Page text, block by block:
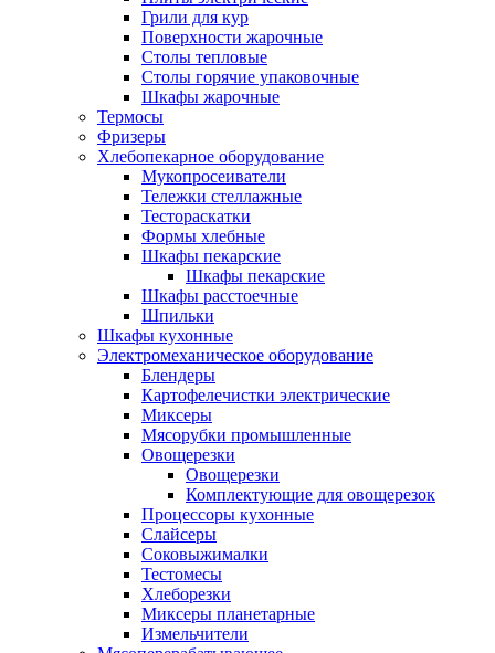
Грили для кур
Поверхности жарочные
Столы тепловые
Столы горячие упаковочные
Шкафы жарочные
Термосы
Фризеры
Хлебопекарное оборудование
Мукопросеиватели
Тележки стеллажные
Тестораскатки
Формы хлебные
Шкафы пекарские
Шкафы пекарские
Шкафы расстоечные
Шпильки
Шкафы кухонные
Электромеханическое оборудование
Блендеры
Картофелечистки электрические
Миксеры
Мясорубки промышленные
Овощерезки
Овощерезки
Комплектующие для овощерезок
Процессоры кухонные
Слайсеры
Соковыжималки
Тестомесы
Хлеборезки
Миксеры планетарные
Измельчители